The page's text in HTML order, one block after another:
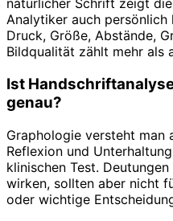
natürlicher Schrift zeigt
Analytiker auch
Druck, Größe, Abstände,
Bildqualität zählt mehr als
Ist
genau?
Graphologie versteht man
Reflexion und
klinischen Test.
wirken, sollten aber nicht
oder wichtige